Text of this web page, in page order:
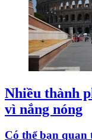
Nhiều thành
vì nắng nóng
Có thể bạn quan